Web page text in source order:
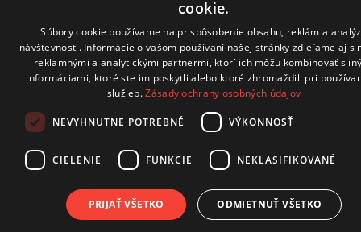
cookie.
Súbory cookie používame na prispôsobenie obsahu, reklám a
návštevnosti. Informácie o vašom používaní našej stránky zdieľame aj s
reklamnými a analytickými partnermi, ktorí ich môžu kombinovať s
informáciami, ktoré ste im poskytli alebo ktoré zhromaždili pri
služieb.Zásady ochrany osobných údajov
NEVYHNUTNE POTREBNÉ VÝKONNOSŤ
CIELENIE FUNKCIE NEKLASIFIKOVANÉ
PRIJAŤ VŠETKO ODMIETNUŤ VŠETKO